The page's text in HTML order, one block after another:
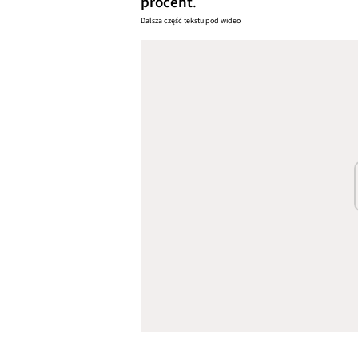
Dalsza część tekstu pod wideo